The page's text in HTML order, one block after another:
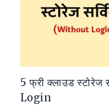
5 फ्री क्लाउड
Login